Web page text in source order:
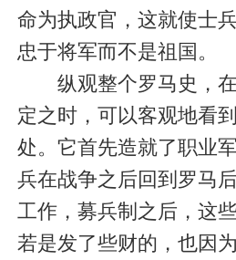
命为执政官，这就使士
忠于将军而不是祖国。
纵观整个罗马史，在
定之时，可以客观地看
处。它首先造就了职业
兵在战争之后回到罗马
工作，募兵制之后，这
若是发了些财的，也因